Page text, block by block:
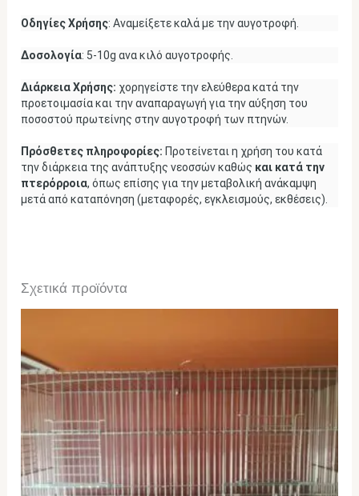
Οδηγίες Χρήσης: Αναμείξετε καλά με την αυγοτροφή.
Δοσολογία: 5-10g ανα κιλό αυγοτροφής.
Διάρκεια Χρήσης: χορηγείστε την ελεύθερα κατά την
προετοιμασία και την αναπαραγωγή για την αύξηση του
ποσοστού πρωτείνης στην αυγοτροφή των πτηνών.
Πρόσθετες πληροφορίες: Προτείνεται η χρήση του κατά
την διάρκεια της ανάπτυξης νεοσσών καθώς και κατά την
πτερόρροια, όπως επίσης για την μεταβολική ανάκαμψη
μετά από καταπόνηση (μεταφορές, εγκλεισμούς, εκθέσεις).
Σχετικά προϊόντα